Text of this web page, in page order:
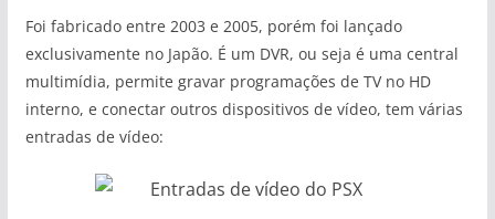
Foi fabricado entre 2003 e 2005, porém foi lançado
exclusivamente no Japão. É um DVR, ou seja é uma central
multimídia, permite gravar programações de TV no HD
interno, e conectar outros dispositivos de vídeo, tem várias
entradas de vídeo: